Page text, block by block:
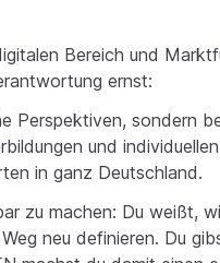
Bereich und
ernst:
Perspektiven, sondern
und
in ganz Deutschland.
zu machen: Du weißt,
neu definieren. Du